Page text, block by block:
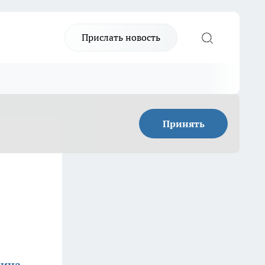
Прислать новость
Принять